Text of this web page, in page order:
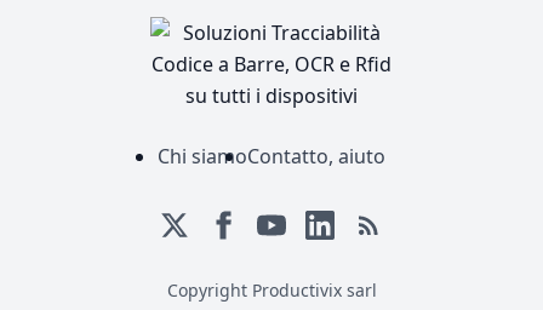
Chi siamoContatto, aiuto
Copyright Productivix sarl